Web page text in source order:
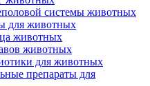
системы животных
для животных
животных
животных
для животных
препараты для